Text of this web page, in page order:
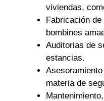
viviendas,
Fabricación
bombines
Auditorias de
estancias.
materia de